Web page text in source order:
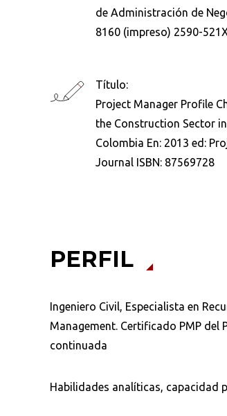
de Administración de
8160 (impreso) 2590-
Título:
Project Manager Profile
the Construction Sector
Colombia En: 2013 ed:
Journal ISBN: 87569728
PERFIL
Ingeniero Civil, Especialista en
Management. Certificado PMP del
continuada
Habilidades analíticas, capacidad
¿Qué